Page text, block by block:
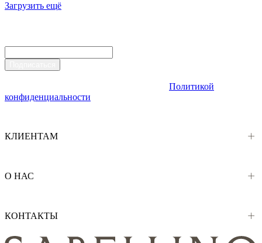
Загрузить ещё
Политикой
конфиденциальности
КЛИЕНТАМ
О НАС
КОНТАКТЫ